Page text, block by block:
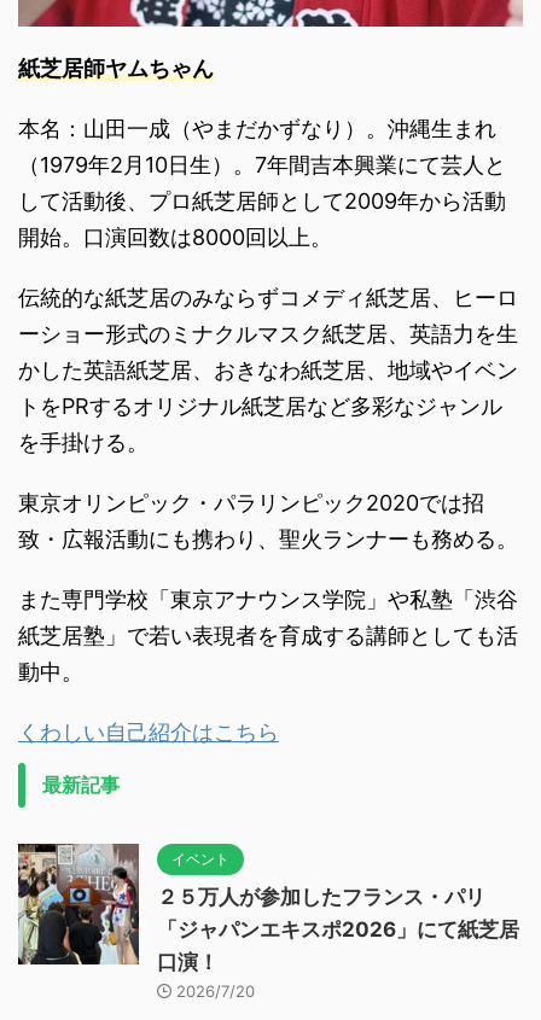
紙芝居師ヤムちゃん
本名：山田一成（やまだかずなり）。沖縄生まれ
（1979年2月10日生）。7年間吉本興業にて芸人と
して活動後、プロ紙芝居師として2009年から活動
開始。口演回数は8000回以上。
伝統的な紙芝居のみならずコメディ紙芝居、ヒーロ
ーショー形式のミナクルマスク紙芝居、英語力を生
かした英語紙芝居、おきなわ紙芝居、地域やイベン
トをPRするオリジナル紙芝居など多彩なジャンル
を手掛ける。
東京オリンピック・パラリンピック2020では招
致・広報活動にも携わり、聖火ランナーも務める。
また専門学校「東京アナウンス学院」や私塾「渋谷
紙芝居塾」で若い表現者を育成する講師としても活
動中。
くわしい自己紹介はこちら
最新記事
イベント
２５万人が参加したフランス・パリ
「ジャパンエキスポ2026」にて紙芝居
口演！
2026/7/20